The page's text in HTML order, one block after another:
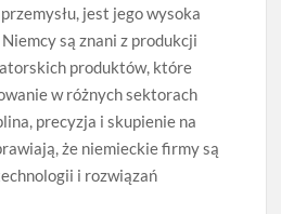
jest jego wysoka
są znani z produkcji
produktów, które
w różnych sektorach
precyzja i skupienie na
że niemieckie firmy są
i rozwiązań